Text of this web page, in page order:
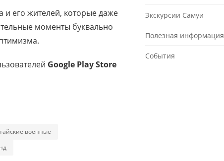
и его жителей, которые даже
моменты буквально
Google Play Store
тайские военные
Экскурсии Самуи
Полезная информация
События